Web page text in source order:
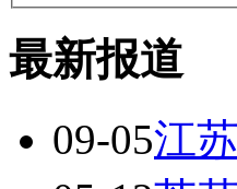
最新报道
09-05江